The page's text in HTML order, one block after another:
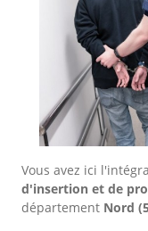
Vous avez ici
d'insertion et de
département Nord